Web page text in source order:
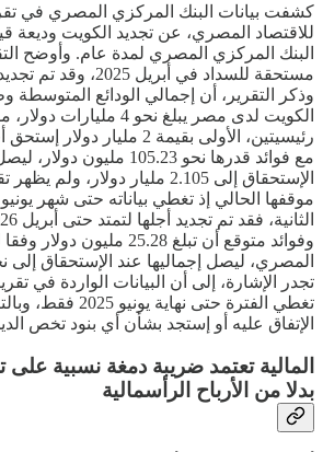
كشفت بيانات البنك المركزي المصري في
البنك المركزي المصري لمدة عام. وأوضح
وذكر التقرير، أن إجمالي الودائع المتوسطة
الكويت لدى مصر يبلغ نحو 4
مع فوائد قدرها نحو 105.23
الإستحقاق إلى 2.105 مليار
وفوائد متوقع أن تبلغ 25.28
تجدر الإشارة، إلى أن البيانات الواردة في
تغطي الفترة حتى
الإتفاق عليه أو إستجد بشأن أي بنود تخص
المالية تعتمد ضريبة دمغة نسبية على
بدلا من الأرباح الرأسمالية